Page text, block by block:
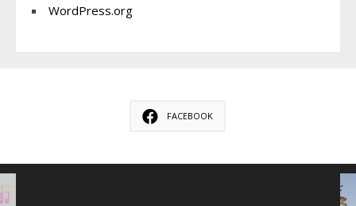
WordPress.org
FACEBOOK